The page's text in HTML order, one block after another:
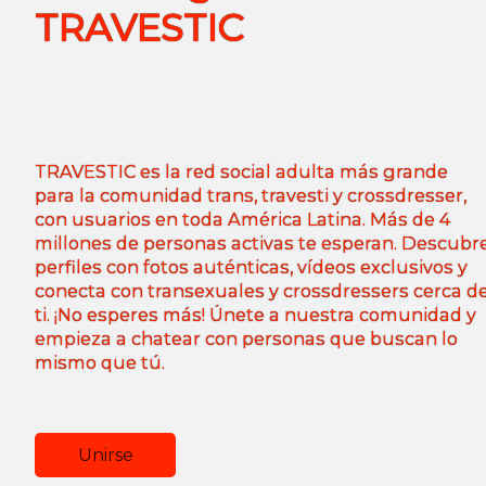
TRAVESTIC
TRAVESTIC es la red social adulta más grande
para la comunidad trans, travesti y crossdresser,
con usuarios en toda América Latina. Más de 4
millones de personas activas te esperan.
perfiles con fotos auténticas, vídeos exclusivos y
conecta con transexuales y crossdressers cerca
ti. ¡No esperes más! Únete a nuestra comunidad y
empieza a chatear con personas que buscan lo
mismo que tú.
Unirse